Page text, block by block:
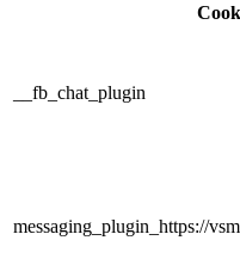
__fb_chat_plugin
messaging_plugin_https://